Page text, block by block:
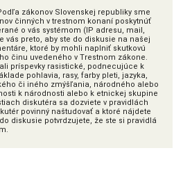
zákonov Slovenskej republiky sme
činných v trestnom konaní poskytnúť
o vás systémom (IP adresu, mail,
vás preto, aby ste do diskusie na našej
ktoré by mohli naplniť skutkovú
činu uvedeného v Trestnom zákone.
príspevky rasistické, podnecujúce k
pohlavia, rasy, farby pleti, jazyka,
či iného zmýšľania, národného alebo
k národnosti alebo k etnickej skupine
diskutéra sa dozviete v pravidlách
povinný naštudovať a ktoré nájdete
diskusie potvrdzujete, že ste si pravidlá